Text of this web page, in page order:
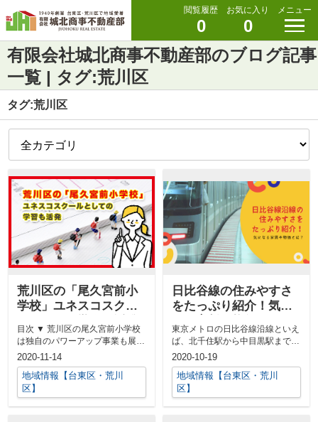
閲覧履歴
0
お気に入り
0
メニュー
有限会社城北商事不動産部のブログ記事
一覧 | タグ:荒川区
タグ:荒川区
荒川区の「尾久宮前小
学校」ユネスコスクー
目次 ▼ 荒川区の尾久宮前小学校
は独自のパワーアップ事業も展開
▼ 荒川区内唯一のユネスコスク
ール...
2020-11-14
地域情報【台東区・荒川
区】
日比谷線の住みやすさ
をたっぷり紹介！気に
東京メトロの日比谷線沿線といえ
ば、北千住駅から中目黒駅まで22
駅ありますが、一体どの駅が人気
で住み...
2020-10-19
地域情報【台東区・荒川
区】